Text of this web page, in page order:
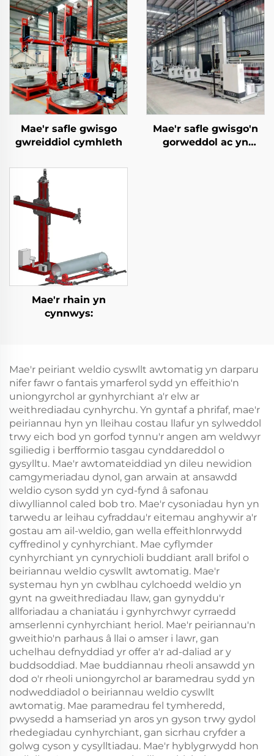
Mae'r safle gwisgo
gwreiddiol cymhleth
Mae'r safle gwisgo'n
gorweddol ac yn
Mae'r rhain yn
cynnwys:
Mae'r peiriant weldio cyswllt awtomatig yn darparu
nifer fawr o fantais ymarferol sydd yn effeithio'n
uniongyrchol ar gynhyrchiant a'r elw ar
weithrediadau cynhyrchu. Yn gyntaf a phrifaf, mae'r
peiriannau hyn yn lleihau costau llafur yn sylweddol
trwy eich bod yn gorfod tynnu'r angen am weldwyr
sgiliedig i berfformio tasgau cynddareddol o
gysylltu. Mae'r awtomateiddiad yn dileu newidion
camgymeriadau dynol, gan arwain at ansawdd
weldio cyson sydd yn cyd-fynd â safonau
diwylliannol caled bob tro. Mae'r cysoniadau hyn yn
tarwedu ar leihau cyfraddau'r eitemau anghywir a'r
gostau am ail-weldio, gan wella effeithlonrwydd
cyffredinol y cynhyrchiant. Mae cyflymder
cynhyrchiant yn cynrychioli buddiant arall brifol o
beiriannau weldio cyswllt awtomatig. Mae'r
systemau hyn yn cwblhau cylchoedd weldio yn
gynt na gweithrediadau llaw, gan gynyddu'r
allforiadau a chaniatáu i gynhyrchwyr cyrraedd
amserlenni cynhyrchiant heriol. Mae'r peiriannau'n
gweithio'n parhaus â llai o amser i lawr, gan
uchelhau defnyddiad yr offer a'r ad-daliad ar y
buddsoddiad. Mae buddiannau rheoli ansawdd yn
dod o'r rheoli uniongyrchol ar baramedrau sydd yn
nodweddiadol o beiriannau weldio cyswllt
awtomatig. Mae paramedrau fel tymheredd,
pwysedd a hamseriad yn aros yn gyson trwy gydol
rhedegiadau cynhyrchiant, gan sicrhau cryfder a
golwg cyson y cysylltiadau. Mae'r hyblygrwydd hon